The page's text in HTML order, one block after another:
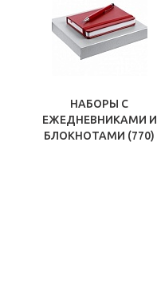
НАБОРЫ С
ЕЖЕДНЕВНИКАМИ И
БЛОКНОТАМИ (770)